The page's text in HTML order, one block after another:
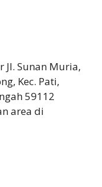
Jl. Sunan Muria,
Kec. Pati,
59112
area di